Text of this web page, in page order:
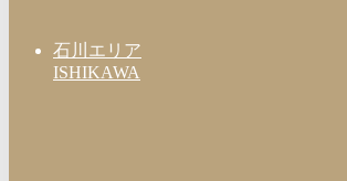
石川エリア
ISHIKAWA